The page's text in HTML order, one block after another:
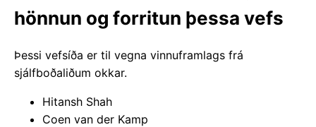
hönnun og forritun þessa vefs
Þessi vefsíða er til vegna vinnuframlags frá
sjálfboðaliðum okkar.
Hitansh Shah
Coen van der Kamp